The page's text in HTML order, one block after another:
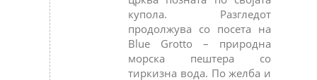
купола. Разгледот
продолжува со посета на
Blue Grotto – природна
морска пештера со
тиркизна вода. По желба и